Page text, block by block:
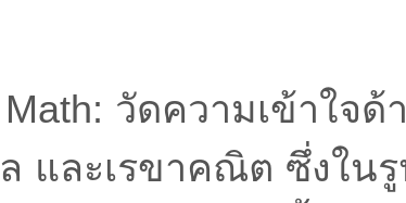
Math: วัดความเข้าใจ
และเรขาคณิต ซึ่งใน